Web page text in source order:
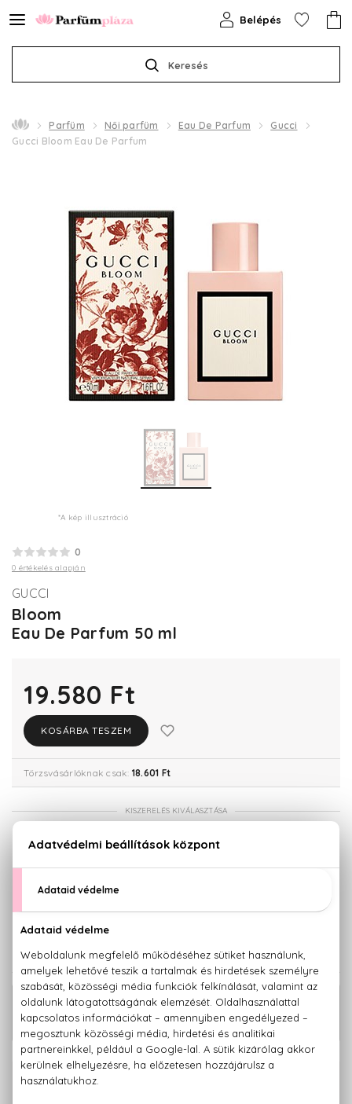
Keresés
Belépés
Parfüm Női parfüm Eau De Parfum
Gucci
Gucci Bloom Eau De Parfum
*A kép illusztráció
0
0 értékelés alapján
GUCCI
Bloom
Eau De Parfum 50 ml
19.580 Ft
KOSÁRBA TESZEM
Törzsvásárlóknak csak: 18.601 Ft
KISZERELÉS KIVÁLASZTÁSA
50 ml
KAPCSOLÓDÓ TERMÉKEK
Bloom Eau De Parfum Szett 50+50 ml 28.630 Ft
100% eredeti termékek,